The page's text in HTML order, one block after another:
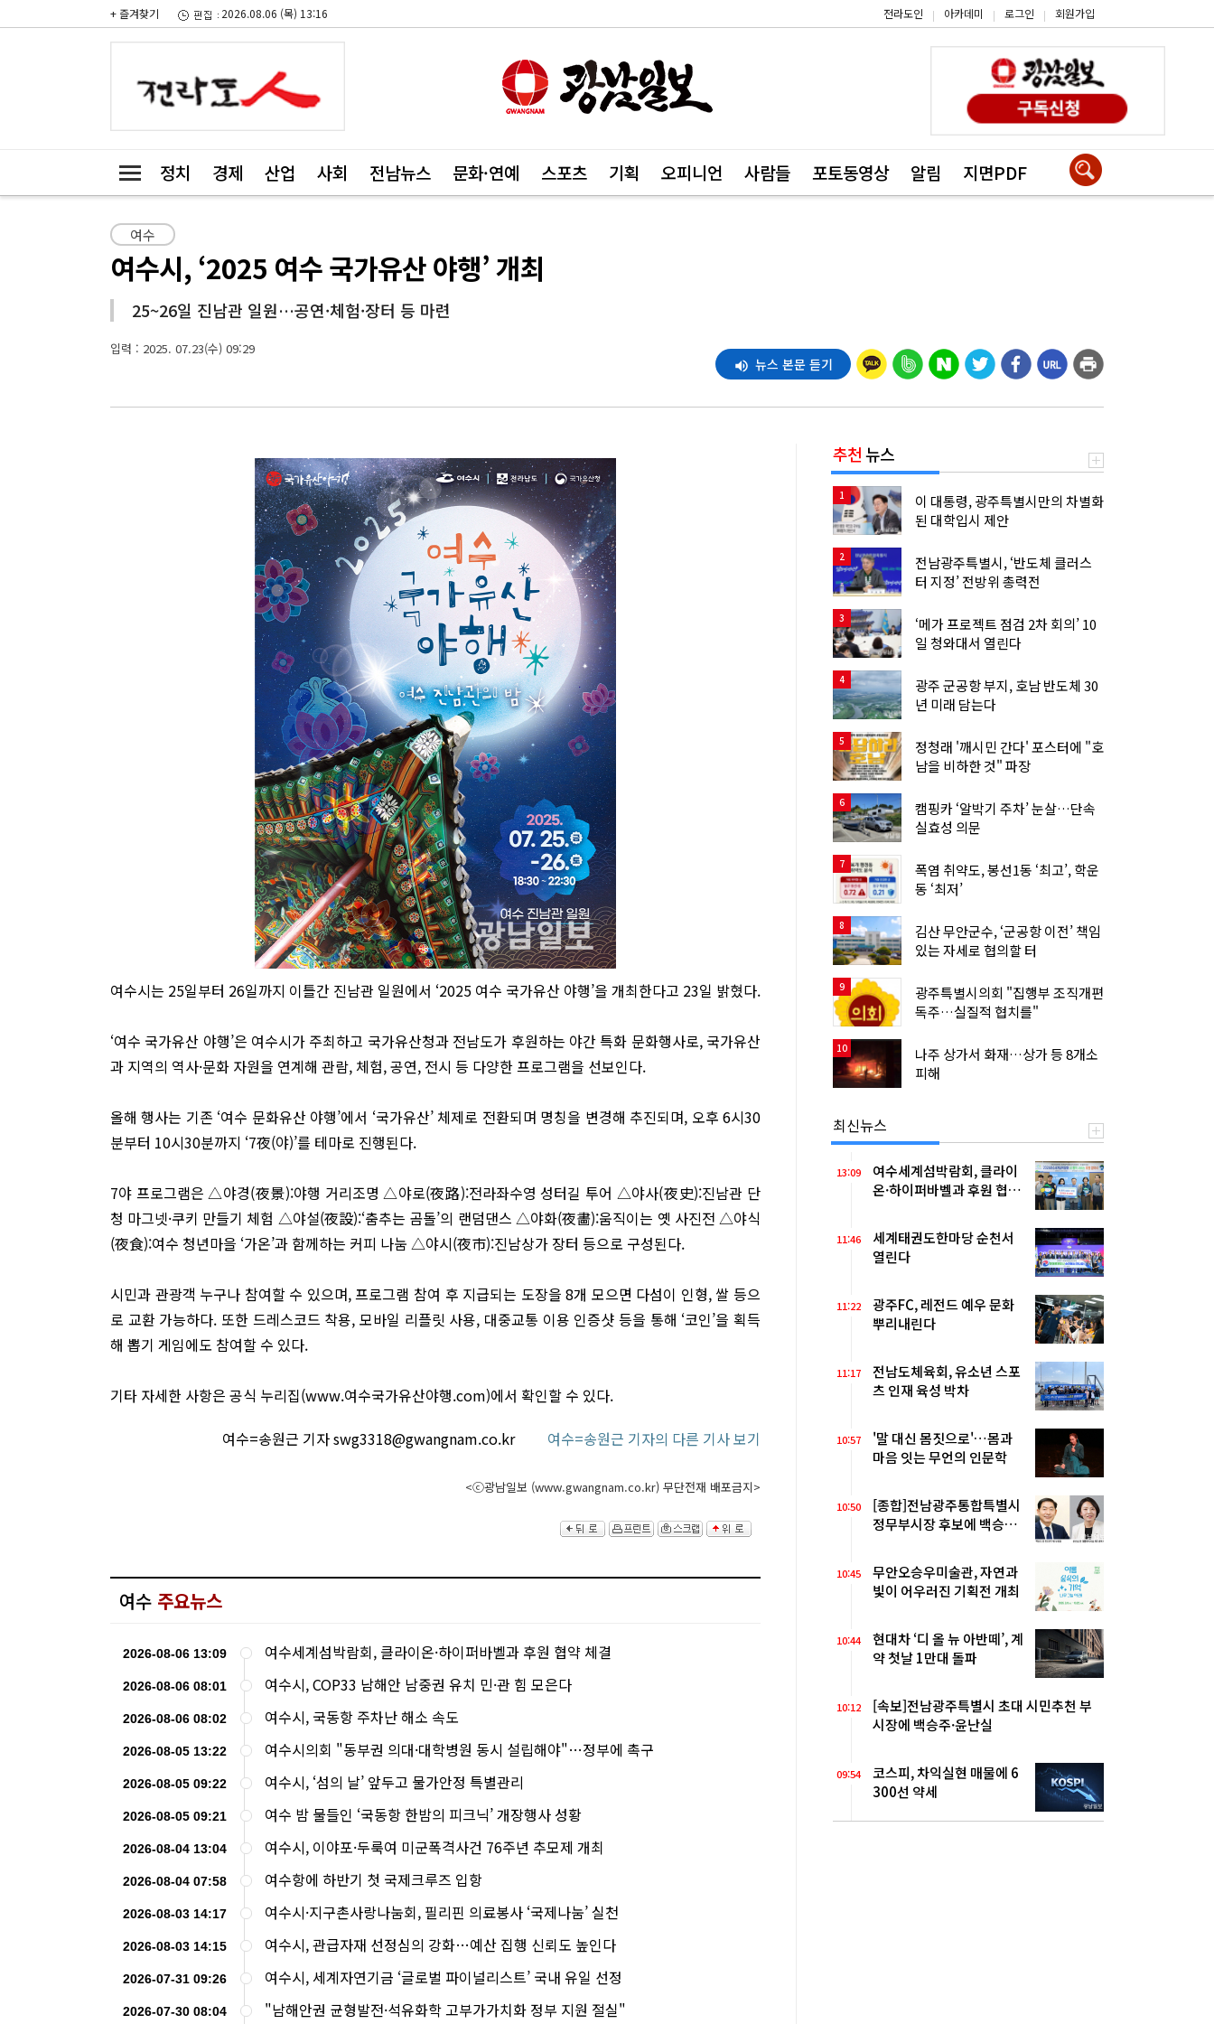
+ 즐겨찾기 2026.08.06 (목) 13:16 전라도인 | 아카데미 | 로그인 | 회원가입
정치 경제 산업 사회 전남뉴스 문화·연예 스포츠 기획 오피니언 사람들 포토동영상 알림 지면PDF
여수
여수시, ‘2025 여수 국가유산 야행’ 개최
25~26일 진남관 일원…공연·체험·장터 등 마련
입력 : 2025. 07.23(수) 09:29
뉴스 본문 듣기
여수시는 25일부터 26일까지 이틀간 진남관 일원에서 ‘2025 여수 국가유산 야행’을 개최한다고 23일 밝혔다.
‘여수 국가유산 야행’은 여수시가 주최하고 국가유산청과 전남도가 후원하는 야간 특화 문화행사로, 국가유산
과 지역의 역사·문화 자원을 연계해 관람, 체험, 공연, 전시 등 다양한 프로그램을 선보인다.
올해 행사는 기존 ‘여수 문화유산 야행’에서 ‘국가유산’ 체제로 전환되며 명칭을 변경해 추진되며, 오후 6시30
분부터 10시30분까지 ‘7夜(야)’를 테마로 진행된다.
7야 프로그램은 △야경(夜景):야행 거리조명 △야로(夜路):전라좌수영 성터길 투어 △야사(夜史):진남관 단
청 마그넷·쿠키 만들기 체험 △야설(夜設):‘춤추는 곰돌’의 랜덤댄스 △야화(夜畵):움직이는 옛 사진전 △야식
(夜食):여수 청년마을 ‘가온’과 함께하는 커피 나눔 △야시(夜市):진남상가 장터 등으로 구성된다.
시민과 관광객 누구나 참여할 수 있으며, 프로그램 참여 후 지급되는 도장을 8개 모으면 다섬이 인형, 쌀 등으
로 교환 가능하다. 또한 드레스코드 착용, 모바일 리플릿 사용, 대중교통 이용 인증샷 등을 통해 ‘코인’을 획득
해 뽑기 게임에도 참여할 수 있다.
기타 자세한 사항은 공식 누리집(www.여수국가유산야행.com)에서 확인할 수 있다.
여수=송원근 기자 swg3318@gwangnam.co.kr
여수=송원근 기자의 다른 기사 보기
<ⓒ광남일보 (www.gwangnam.co.kr) 무단전재 배포금지>
여수 주요뉴스
2026-08-06 13:09 여수세계섬박람회, 클라이온·하이퍼바벨과 후원 협약 체결
2026-08-06 08:01 여수시, COP33 남해안 남중권 유치 민·관 힘 모은다
2026-08-06 08:02 여수시, 국동항 주차난 해소 속도
2026-08-05 13:22 여수시의회 "동부권 의대·대학병원 동시 설립해야"…정부에 촉구
2026-08-05 09:22 여수시, ‘섬의 날’ 앞두고 물가안정 특별관리
2026-08-05 09:21 여수 밤 물들인 ‘국동항 한밤의 피크닉’ 개장행사 성황
2026-08-04 13:04 여수시, 이야포·두룩여 미군폭격사건 76주년 추모제 개최
2026-08-04 07:58 여수항에 하반기 첫 국제크루즈 입항
2026-08-03 14:17 여수시·지구촌사랑나눔회, 필리핀 의료봉사 ‘국제나눔’ 실천
2026-08-03 14:15 여수시, 관급자재 선정심의 강화…예산 집행 신뢰도 높인다
2026-07-31 09:26 여수시, 세계자연기금 ‘글로벌 파이널리스트’ 국내 유일 선정
2026-07-30 08:04 "남해안권 균형발전·석유화학 고부가가치화 정부 지원 절실"
추천뉴스
1
이 대통령, 광주특별시만의 차별화
된 대학입시 제안
2
전남광주특별시, ‘반도체 클러스
터 지정’ 전방위 총력전
3
‘메가 프로젝트 점검 2차 회의’ 10
일 청와대서 열린다
4
광주 군공항 부지, 호남 반도체 30
년 미래 담는다
5
정청래 '깨시민 간다' 포스터에 "호
남을 비하한 것" 파장
6
캠핑카 ‘알박기 주차’ 눈살…단속
실효성 의문
7
폭염 취약도, 봉선1동 ‘최고’, 학운
동 ‘최저’
8
김산 무안군수, ‘군공항 이전’ 책임
있는 자세로 협의할 터
9
광주특별시의회 "집행부 조직개편
독주…실질적 협치를"
10
나주 상가서 화재…상가 등 8개소
피해
최신뉴스
13:09
여수세계섬박람회, 클라이
온·하이퍼바벨과 후원 협약
11:46
세계태권도한마당 순천서
열린다
11:22
광주FC, 레전드 예우 문화
뿌리내린다
11:17
전남도체육회, 유소년 스포
츠 인재 육성 박차
10:57
'말 대신 몸짓으로'…몸과
마음 잇는 무언의 인문학
10:50
[종합]전남광주통합특별시
정무부시장 후보에 백승주·
10:45
무안오승우미술관, 자연과
빛이 어우러진 기획전 개최
10:44
현대차 ‘디 올 뉴 아반떼’, 계
약 첫날 1만대 돌파
10:12
[속보]전남광주특별시 초대 시민추천 부
시장에 백승주·윤난실
09:54
코스피, 차익실현 매물에 6
300선 약세